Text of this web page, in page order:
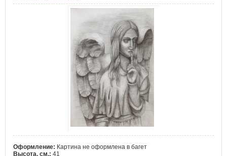
Оформление: Картина не оформлена в багет
Высота, см.: 41